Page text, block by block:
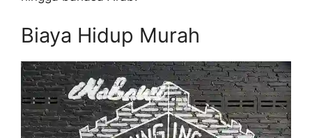
Biaya Hidup Murah